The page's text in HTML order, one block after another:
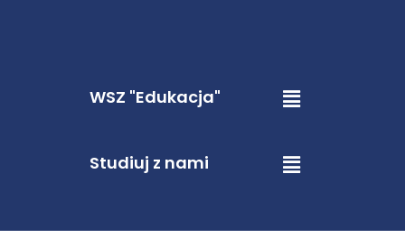
WSZ "Edukacja"
Studiuj z nami